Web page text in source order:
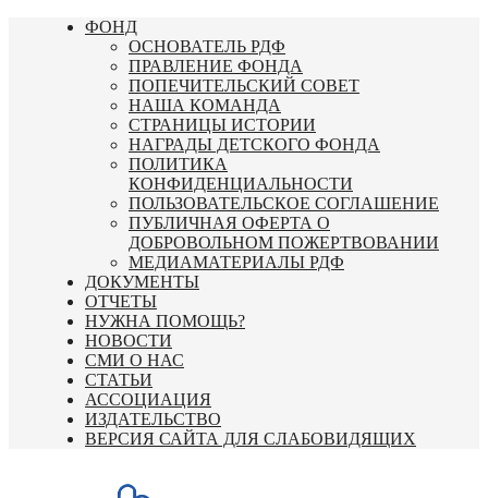
Перейти
ФОНД
ОСНОВАТЕЛЬ РДФ
ПРАВЛЕНИЕ ФОНДА
ПОПЕЧИТЕЛЬСКИЙ СОВЕТ
НАША КОМАНДА
СТРАНИЦЫ ИСТОРИИ
НАГРАДЫ ДЕТСКОГО ФОНДА
ПОЛИТИКА
КОНФИДЕНЦИАЛЬНОСТИ
ПОЛЬЗОВАТЕЛЬСКОЕ СОГЛАШЕНИЕ
ПУБЛИЧНАЯ ОФЕРТА О
ДОБРОВОЛЬНОМ ПОЖЕРТВОВАНИИ
МЕДИАМАТЕРИАЛЫ РДФ
ДОКУМЕНТЫ
ОТЧЕТЫ
НУЖНА ПОМОЩЬ?
НОВОСТИ
СМИ О НАС
СТАТЬИ
АССОЦИАЦИЯ
ИЗДАТЕЛЬСТВО
ВЕРСИЯ САЙТА ДЛЯ СЛАБОВИДЯЩИХ